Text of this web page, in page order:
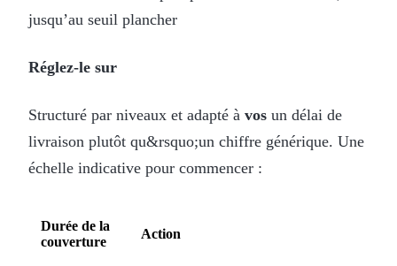
jusqu’au seuil plancher
Réglez-le sur
Structuré par niveaux et adapté à vos un délai de
livraison plutôt qu&rsquo;un chiffre générique. Une
échelle indicative pour commencer :
Durée de la
couverture
Action